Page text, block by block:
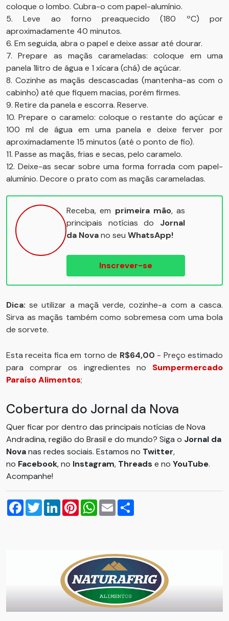
coloque o lombo. Cubra-o com papel-alumínio.
5. Leve ao forno preaquecido (180 ºC) por
aproximadamente 40 minutos.
6. Em seguida, abra o papel e deixe assar até dourar.
7. Prepare as maçãs carameladas: coloque em uma
panela 1litro de água e 1 xícara (chá) de açúcar.
8. Cozinhe as maçãs descascadas (mantenha-as com o
cabinho) até que fiquem macias, porém firmes.
9. Retire da panela e escorra. Reserve.
10. Prepare o caramelo: coloque o restante do açúcar e
100 ml de água em uma panela e deixe ferver por
aproximadamente 15 minutos (até o ponto de fio).
11. Passe as maçãs, frias e secas, pelo caramelo.
12. Deixe-as secar sobre uma forma forrada com papel-
alumínio. Decore o prato com as maçãs carameladas.
Receba, em primeira mão, as
principais notícias do Jornal
da Novano seu WhatsApp!
Inscrever-se
Dica: se utilizar a maçã verde, cozinhe-a com a casca.
Sirva as maçãs também como sobremesa com uma bola
de sorvete.
Esta receita fica em torno de R$64,00 - Preço estimado
para comprar os ingredientes no Sumpermercado
Paraíso Alimentos;
Cobertura do Jornal da Nova
Quer ficar por dentro das principais notícias de Nova
Andradina, região do Brasil e do mundo? Siga o Jornal da
Novanas redes sociais. Estamos no Twitter,
no Facebook, no Instagram, Threads e no YouTube.
Acompanhe!
Facebook
TwitterLinkedInPinterestWhatsApp
Email